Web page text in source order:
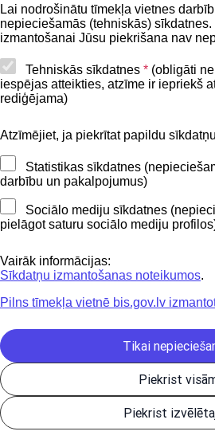
Lai nodrošinātu tīmekļa vietnes
nepieciešamās (tehniskās)
izmantošanai Jūsu piekrišana nav
Tehniskās sīkdatnes * (obligāti
iespējas atteikties, atzīme ir iepriekš
rediģējama)
Atzīmējiet, ja piekrītat papildu
Statistikas sīkdatnes
darbību un pakalpojumus)
Sociālo mediju sīkdatnes
pielāgot saturu sociālo mediju
Vairāk informācijas:
Sīkdatņu izmantošanas noteikumos.
Pilns tīmekļa vietnē bis.gov.lv
Piekrist
Piekrist
Tikai
BIS atbalsta
Būvniecības valsts kontroles birojs |
gadījumā atsauce uz Būvniecības
Build: 9b7c6-C